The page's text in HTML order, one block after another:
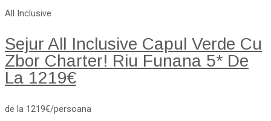
All Inclusive
Sejur All Inclusive Capul Verde Cu
Zbor Charter! Riu Funana 5* De
La 1219€
de la 1219€/persoana